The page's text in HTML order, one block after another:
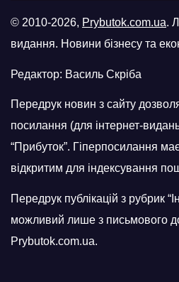
© 2010-2026, Prybutok.com.ua.
видання. Новини бізнесу та
Редактор: Василь Скріба
Передрук новин з сайту
посилання (для інтернет-
“Прибуток”. Гіперпосилання
відкритим для індексування
Передрук публікацій з рубрик
можливий лише з письмового
Prybutok.com.ua.